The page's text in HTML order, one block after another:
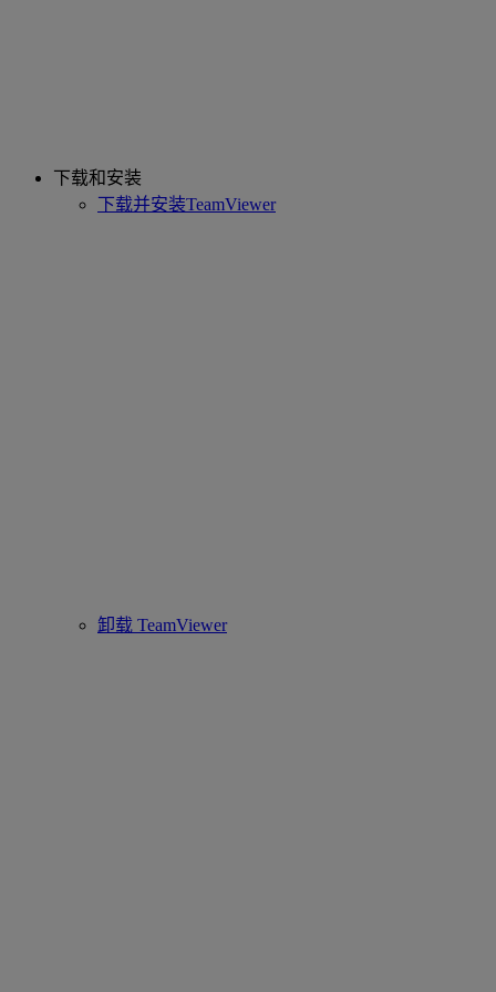
下载和安装
下载并安装TeamViewer
卸载 TeamViewer